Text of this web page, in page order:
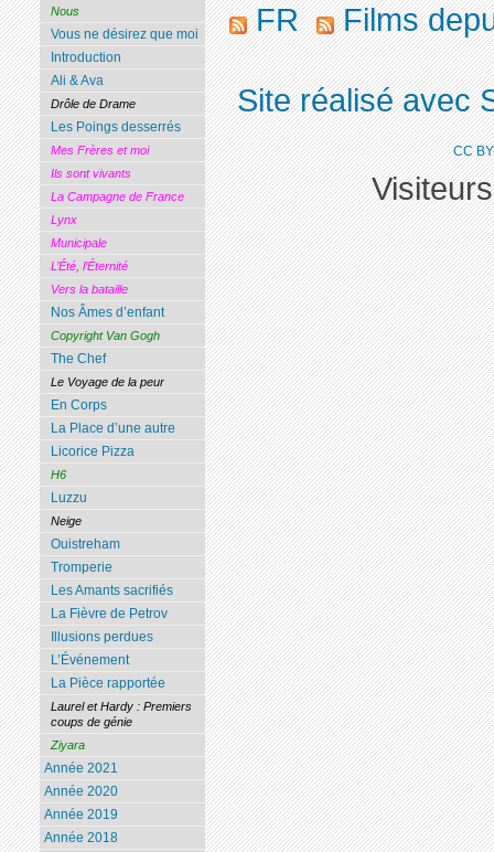
Nous
Vous ne désirez que moi
Introduction
Ali & Ava
Drôle de Drame
Les Poings desserrés
Mes Frères et moi
Ils sont vivants
La Campagne de France
Lynx
Municipale
L’Été, l’Éternité
Vers la bataille
Nos Âmes d’enfant
Copyright Van Gogh
The Chef
Le Voyage de la peur
En Corps
La Place d’une autre
Licorice Pizza
H6
Luzzu
Neige
Ouistreham
Tromperie
Les Amants sacrifiés
La Fièvre de Petrov
Illusions perdues
L’Événement
La Pièce rapportée
Laurel et Hardy : Premiers
coups de génie
Ziyara
Année 2021
Année 2020
Année 2019
Année 2018
FR
Films
Site réalisé avec
CC